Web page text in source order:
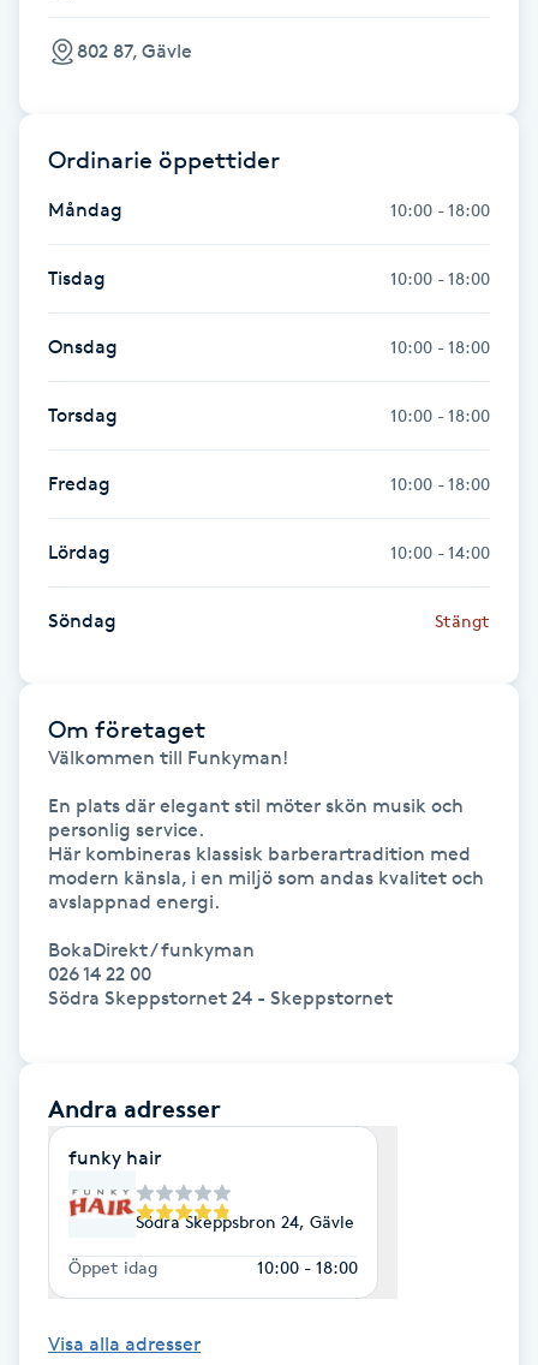
HIFU
Hollywood Peel
Hot Stone Massage
Hot yoga
Hårförlängning
Hårvård
Hälsa
Idrottsmassage
IPL hårborttagning
IR-massage
802 87, Gävle
Ordinarie öppettider
Måndag 10:00 - 18:00
Tisdag 10:00 - 18:00
Onsdag 10:00 - 18:00
Torsdag 10:00 - 18:00
Fredag 10:00 - 18:00
Lördag 10:00 - 14:00
Söndag Stängt
Om företaget
Välkommen till Funkyman!
En plats där elegant stil möter skön musik och
personlig service.
Här kombineras klassisk barberartradition med
modern känsla, i en miljö som andas kvalitet och
avslappnad energi.
BokaDirekt / funkyman
026 14 22 00
Södra Skeppstornet 24 - Skeppstornet
Andra adresser
funky hair
Södra Skeppsbron 24, Gävle
Öppet idag 10:00 - 18:00
Visa alla adresser